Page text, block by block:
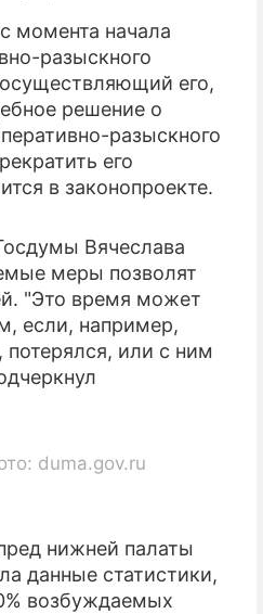
момента начала
разыскного
его,
решение о
разыскного
его
в законопроекте.
Вячеслава
меры позволят
"Это время может
если, например,
потерялся, или с ним
duma.gov.ru
нижней палаты
данные статистики,
возбуждаемых